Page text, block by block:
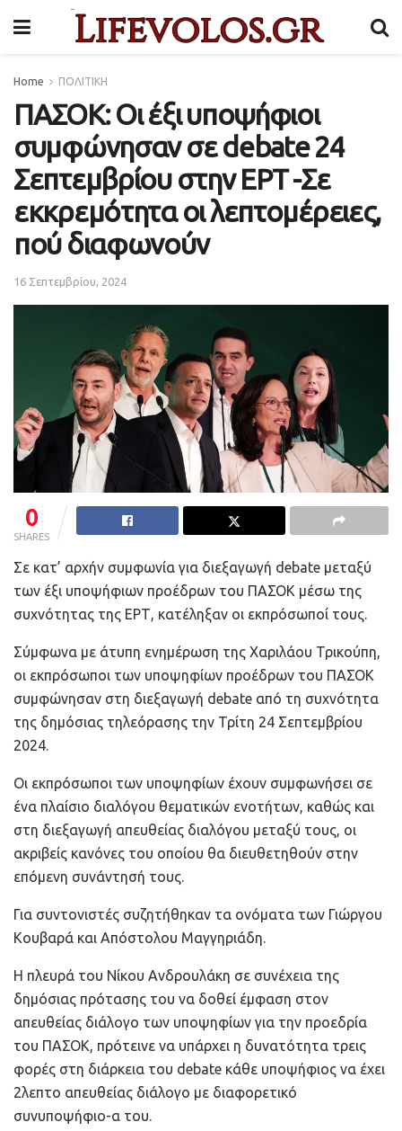
Home ΠΟΛΙΤΙΚΗ
ΠΑΣΟΚ: Οι έξι υποψήφιοι
συμφώνησαν σε debate 24
Σεπτεμβρίου στην ΕΡΤ -Σε
εκκρεμότητα οι λεπτομέρειες,
πού διαφωνούν
16 Σεπτεμβρίου, 2024
0
SHARES
Σε κατ’ αρχήν συμφωνία για διεξαγωγή debate μεταξύ
των έξι υποψήφιων προέδρων του ΠΑΣΟΚ μέσω της
συχνότητας της ΕΡΤ, κατέληξαν οι εκπρόσωποί τους.
Σύμφωνα με άτυπη ενημέρωση της Χαριλάου Τρικούπη,
οι εκπρόσωποι των υποψηφίων προέδρων του ΠΑΣΟΚ
συμφώνησαν στη διεξαγωγή debate από τη συχνότητα
της δημόσιας τηλεόρασης την Τρίτη 24 Σεπτεμβρίου
2024.
Οι εκπρόσωποι των υποψηφίων έχουν συμφωνήσει σε
ένα πλαίσιο διαλόγου θεματικών ενοτήτων, καθώς και
στη διεξαγωγή απευθείας διαλόγου μεταξύ τους, οι
ακριβείς κανόνες του οποίου θα διευθετηθούν στην
επόμενη συνάντησή τους.
Για συντονιστές συζητήθηκαν τα ονόματα των Γιώργου
Κουβαρά και Απόστολου Μαγγηριάδη.
Η πλευρά του Νίκου Ανδρουλάκη σε συνέχεια της
δημόσιας πρότασης του να δοθεί έμφαση στον
απευθείας διάλογο των υποψηφίων για την προεδρία
του ΠΑΣΟΚ, πρότεινε να υπάρχει η δυνατότητα τρεις
φορές στη διάρκεια του debate κάθε υποψήφιος να έχει
2λεπτο απευθείας διάλογο με διαφορετικό
συνυποψήφιο-α του.